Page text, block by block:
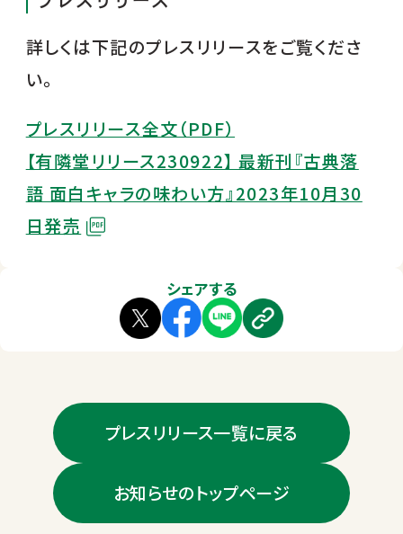
詳しくは下記のプレスリリースをご覧くださ
い。
プレスリリース全文（PDF）
【有隣堂リリース230922】 最新刊『古典落
語 面白キャラの味わい方』2023年10月30
日発売
シェアする
プレスリリース一覧に戻る
お知らせのトップページ